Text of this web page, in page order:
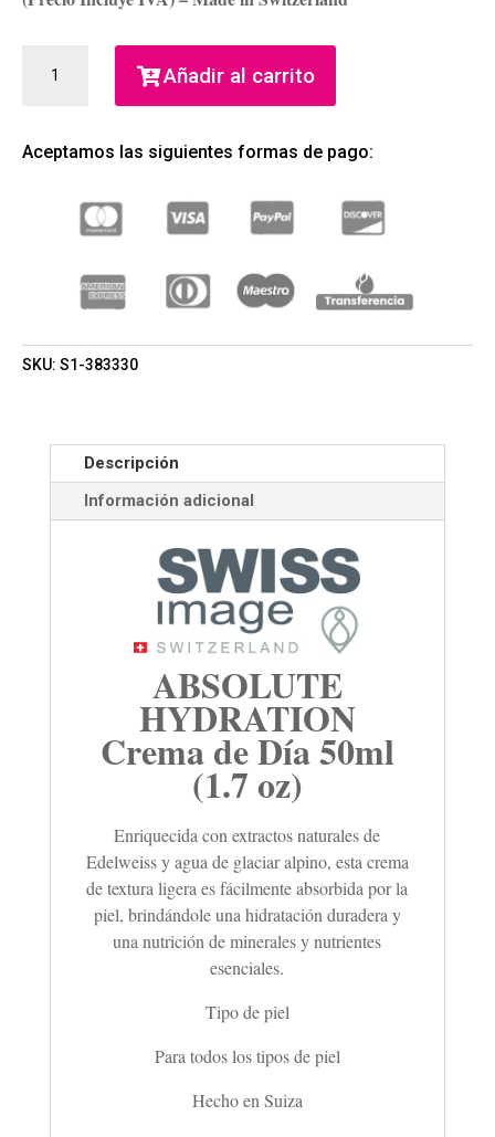
HYDRATION
DÍA
(SWISS
IMAGE)
CANTIDAD
Añadir al carrito
Aceptamos las siguientes formas de pago:
SKU: S1-383330
Descripción
Información adicional
ABSOLUTE
HYDRATION
Crema de Día 50ml
(1.7 oz)
Enriquecida con extractos naturales de
Edelweiss y agua de glaciar alpino, esta crema
de textura ligera es fácilmente absorbida por la
piel, brindándole una hidratación duradera y
una nutrición de minerales y nutrientes
esenciales.
Tipo de piel
Para todos los tipos de piel
Hecho en Suiza